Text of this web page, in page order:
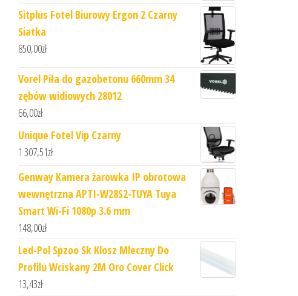
Sitplus Fotel Biurowy Ergon 2 Czarny
Siatka
850,00zł
Vorel Piła do gazobetonu 660mm 34
zębów widiowych 28012
66,00zł
Unique Fotel Vip Czarny
1 307,51zł
Genway Kamera żarowka IP obrotowa
wewnętrzna APTI-W28S2-TUYA Tuya
Smart Wi-Fi 1080p 3.6 mm
148,00zł
Led-Pol Spzoo Sk Klosz Mleczny Do
Profilu Wciskany 2M Oro Cover Click
13,43zł